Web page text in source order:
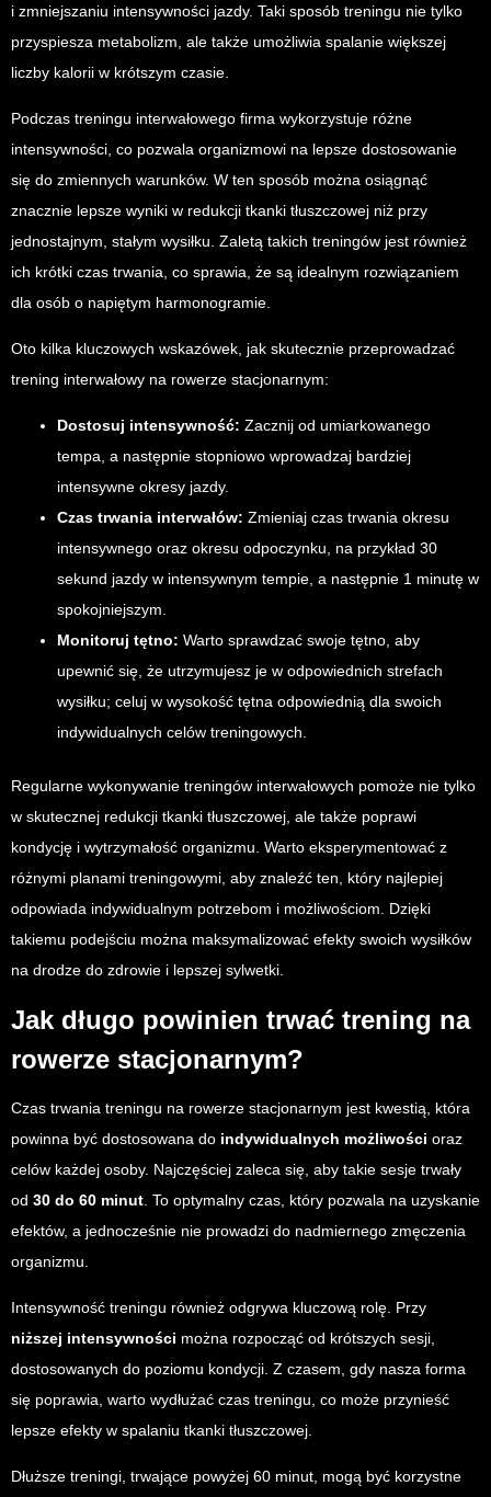
i zmniejszaniu intensywności jazdy. Taki sposób treningu nie tylko
przyspiesza metabolizm, ale także umożliwia spalanie większej
liczby kalorii w krótszym czasie.
Podczas treningu interwałowego firma wykorzystuje różne
intensywności, co pozwala organizmowi na lepsze dostosowanie
się do zmiennych warunków. W ten sposób można osiągnąć
znacznie lepsze wyniki w redukcji tkanki tłuszczowej niż przy
jednostajnym, stałym wysiłku. Zaletą takich treningów jest również
ich krótki czas trwania, co sprawia, że są idealnym rozwiązaniem
dla osób o napiętym harmonogramie.
Oto kilka kluczowych wskazówek, jak skutecznie przeprowadzać
trening interwałowy na rowerze stacjonarnym:
Dostosuj intensywność: Zacznij od umiarkowanego
tempa, a następnie stopniowo wprowadzaj bardziej
intensywne okresy jazdy.
Czas trwania interwałów: Zmieniaj czas trwania okresu
intensywnego oraz okresu odpoczynku, na przykład 30
sekund jazdy w intensywnym tempie, a następnie 1 minutę w
spokojniejszym.
Monitoruj tętno: Warto sprawdzać swoje tętno, aby
upewnić się, że utrzymujesz je w odpowiednich strefach
wysiłku; celuj w wysokość tętna odpowiednią dla swoich
indywidualnych celów treningowych.
Regularne wykonywanie treningów interwałowych pomoże nie tylko
w skutecznej redukcji tkanki tłuszczowej, ale także poprawi
kondycję i wytrzymałość organizmu. Warto eksperymentować z
różnymi planami treningowymi, aby znaleźć ten, który najlepiej
odpowiada indywidualnym potrzebom i możliwościom. Dzięki
takiemu podejściu można maksymalizować efekty swoich wysiłków
na drodze do zdrowie i lepszej sylwetki.
Jak długo powinien trwać trening na
rowerze stacjonarnym?
Czas trwania treningu na rowerze stacjonarnym jest kwestią, która
powinna być dostosowana do indywidualnych możliwości oraz
celów każdej osoby. Najczęściej zaleca się, aby takie sesje trwały
od 30 do 60 minut . To optymalny czas, który pozwala na uzyskanie
efektów, a jednocześnie nie prowadzi do nadmiernego zmęczenia
organizmu.
Intensywność treningu również odgrywa kluczową rolę. Przy
niższej intensywności można rozpocząć od krótszych sesji,
dostosowanych do poziomu kondycji. Z czasem, gdy nasza forma
się poprawia, warto wydłużać czas treningu, co może przynieść
lepsze efekty w spalaniu tkanki tłuszczowej.
Dłuższe treningi, trwające powyżej 60 minut, mogą być korzystne